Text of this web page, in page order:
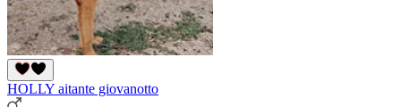
HOLLY aitante giovanotto